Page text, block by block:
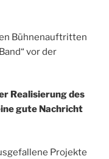
Bühnenauftritten
vor der
Realisierung des
gute Nachricht
Projekte